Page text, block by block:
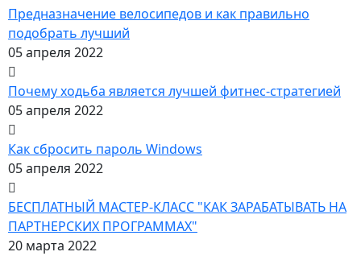
Предназначение велосипедов и как правильно
подобрать лучший
05 апреля 2022
Почему ходьба является лучшей фитнес-стратегией
05 апреля 2022
Как сбросить пароль Windows
05 апреля 2022
БЕСПЛАТНЫЙ МАСТЕР-КЛАСС "КАК ЗАРАБАТЫВАТЬ НА
ПАРТНЕРСКИХ ПРОГРАММАХ"
20 марта 2022